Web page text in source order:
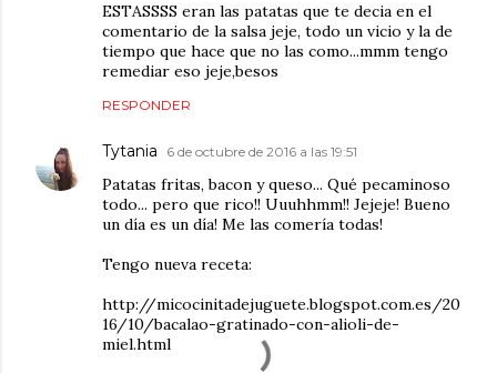
ESTASSSS eran las patatas que te decia en el
comentario de la salsa jeje, todo un vicio y la de
tiempo que hace que no las como...mmm tengo
remediar eso jeje,besos
RESPONDER
Tytania 6 de octubre de 2016 a las 19:51
Patatas fritas, bacon y queso... Qué pecaminoso
todo... pero que rico!! Uuuhhmm!! Jejeje! Bueno
un día es un día! Me las comería todas!
Tengo nueva receta:
http://micocinitadejuguete.blogspot.com.es/20
16/10/bacalao-gratinado-con-alioli-de-
miel.html